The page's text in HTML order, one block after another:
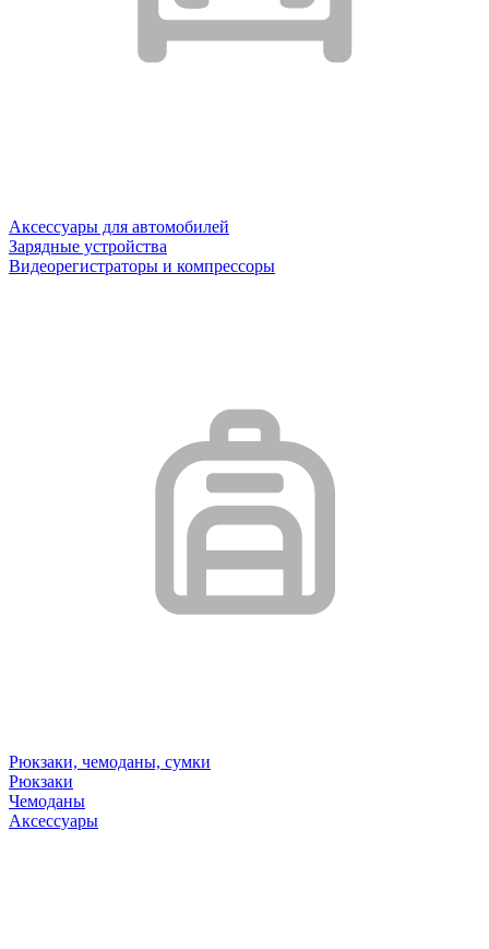
Аксессуары для автомобилей
Зарядные устройства
Видеорегистраторы и компрессоры
Рюкзаки, чемоданы, сумки
Рюкзаки
Чемоданы
Аксессуары